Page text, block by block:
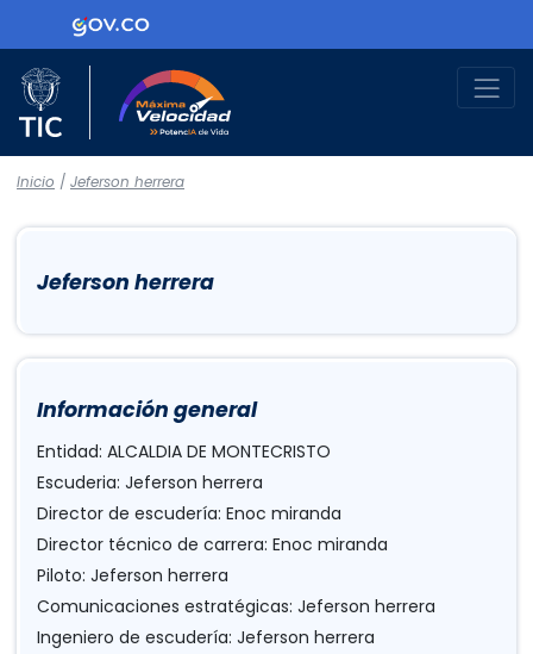
Logo Gobierno de Colombia
Logo del Ministerio TIC
Inicio / Jeferson herrera
Jeferson herrera
Información general
Entidad: ALCALDIA DE MONTECRISTO
Escuderia: Jeferson herrera
Director de escudería: Enoc miranda
Director técnico de carrera: Enoc miranda
Piloto: Jeferson herrera
Comunicaciones estratégicas: Jeferson herrera
Ingeniero de escudería: Jeferson herrera